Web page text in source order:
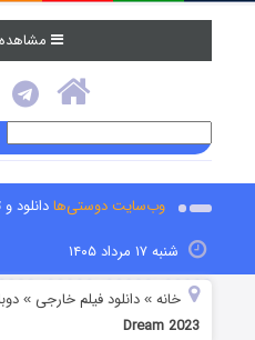
وب‌سایت دوستی‌هادانلود
شنبه ۱۷ مرداد ۱۴۰۵
خانه »دانلود فیلم خارجی »
Dream 2023